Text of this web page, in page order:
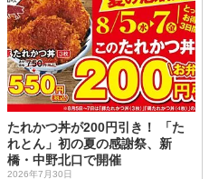
たれかつ丼が200円引き！ 「た
れとん」初の夏の感謝祭、新
橋・中野北口で開催
2026年7月30日